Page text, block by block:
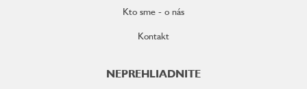
Kto sme - o nás
Kontakt
NEPREHLIADNITE